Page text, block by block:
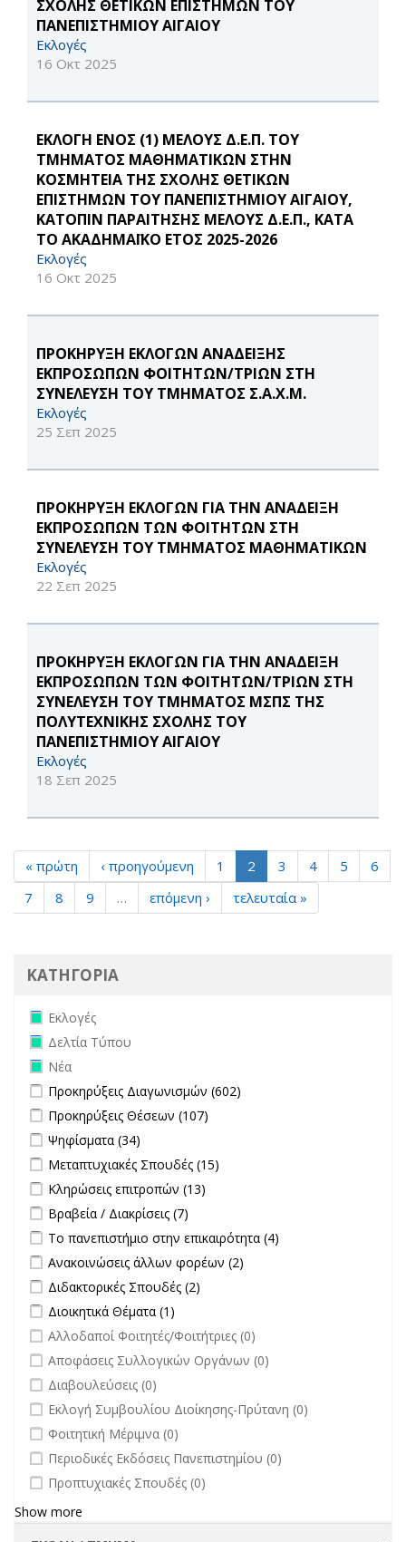
ΣΧΟΛΗΣ ΘΕΤΙΚΩΝ ΕΠΙΣΤΗΜΩΝ ΤΟΥ
ΠΑΝΕΠΙΣΤΗΜΙΟΥ ΑΙΓΑΙΟΥ
Εκλογές
16 Οκτ 2025
ΕΚΛΟΓΗ ΕΝΟΣ (1) ΜΕΛΟΥΣ Δ.Ε.Π. ΤΟΥ
ΤΜΗΜΑΤΟΣ ΜΑΘΗΜΑΤΙΚΩΝ ΣΤΗΝ
ΚΟΣΜΗΤΕΙΑ ΤΗΣ ΣΧΟΛΗΣ ΘΕΤΙΚΩΝ
ΕΠΙΣΤΗΜΩΝ ΤΟΥ ΠΑΝΕΠΙΣΤΗΜΙΟΥ ΑΙΓΑΙΟΥ,
ΚΑΤΟΠΙΝ ΠΑΡΑΙΤΗΣΗΣ ΜΕΛΟΥΣ Δ.Ε.Π., ΚΑΤΑ
ΤΟ ΑΚΑΔΗΜΑΪΚΟ ΕΤΟΣ 2025-2026
Εκλογές
16 Οκτ 2025
ΠΡΟΚΗΡΥΞΗ ΕΚΛΟΓΩΝ ΑΝΑΔΕΙΞΗΣ
ΕΚΠΡΟΣΩΠΩΝ ΦΟΙΤΗΤΩΝ/ΤΡΙΩΝ ΣΤΗ
ΣΥΝΕΛΕΥΣΗ ΤΟΥ ΤΜΗΜΑΤΟΣ Σ.Α.Χ.Μ.
Εκλογές
25 Σεπ 2025
ΠΡΟΚΗΡΥΞΗ ΕΚΛΟΓΩΝ ΓΙΑ ΤΗΝ ΑΝΑΔΕΙΞΗ
ΕΚΠΡΟΣΩΠΩΝ ΤΩΝ ΦΟΙΤΗΤΩΝ ΣΤΗ
ΣΥΝΕΛΕΥΣΗ ΤΟΥ ΤΜΗΜΑΤΟΣ ΜΑΘΗΜΑΤΙΚΩΝ
Εκλογές
22 Σεπ 2025
ΠΡΟΚΗΡΥΞΗ ΕΚΛΟΓΩΝ ΓΙΑ ΤΗΝ ΑΝΑΔΕΙΞΗ
ΕΚΠΡΟΣΩΠΩΝ ΤΩΝ ΦΟΙΤΗΤΩΝ/ΤΡΙΩΝ ΣΤΗ
ΣΥΝΕΛΕΥΣΗ ΤΟΥ ΤΜΗΜΑΤΟΣ ΜΣΠΣ ΤΗΣ
ΠΟΛΥΤΕΧΝΙΚΗΣ ΣΧΟΛΗΣ ΤΟΥ
ΠΑΝΕΠΙΣΤΗΜΙΟΥ ΑΙΓΑΙΟΥ
Εκλογές
18 Σεπ 2025
« πρώτη ‹ προηγούμενη 1 2 3 4 5
6
7
8 9 … επόμενη › τελευταία »
ΚΑΤΗΓΟΡΙΑ
Remove Εκλογές filter
Εκλογές
Remove Δελτία Τύπου filter
Δελτία Τύπου
Remove Νέα filter
Νέα
Apply Προκηρύξεις Διαγωνισμών filter
Προκηρύξεις Διαγωνισμών (602)
Apply Προκηρύξεις Θέσεων filter
Προκηρύξεις Θέσεων (107)
Apply Ψηφίσματα filter
Ψηφίσματα (34)
Apply Μεταπτυχιακές Σπουδές filter
Μεταπτυχιακές Σπουδές (15)
Apply Κληρώσεις επιτροπών filter
Κληρώσεις επιτροπών (13)
Apply Βραβεία / Διακρίσεις filter
Βραβεία / Διακρίσεις (7)
Apply Το πανεπιστήμιο στην επικαιρότητα filter
Το πανεπιστήμιο στην επικαιρότητα (4)
Apply Ανακοινώσεις άλλων φορέων filter
Ανακοινώσεις άλλων φορέων (2)
Apply Διδακτορικές Σπουδές filter
Διδακτορικές Σπουδές (2)
Apply Διοικητικά Θέματα filter
Διοικητικά Θέματα (1)
undefined
Αλλοδαποί Φοιτητές/Φοιτήτριες (0)
undefined
Αποφάσεις Συλλογικών Οργάνων (0)
undefined
Διαβουλεύσεις (0)
undefined
Εκλογή Συμβουλίου Διοίκησης-Πρύτανη (0)
undefined
Φοιτητική Μέριμνα (0)
undefined
Περιοδικές Εκδόσεις Πανεπιστημίου (0)
undefined
Προπτυχιακές Σπουδές (0)
Show more